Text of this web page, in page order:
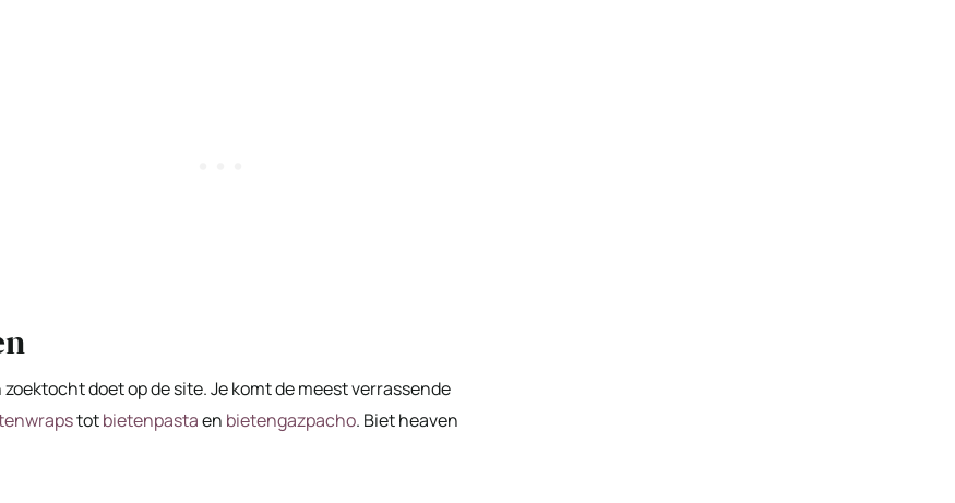
doet op de site. Je komt de meest verrassende
totbietenpastaen bietengazpacho. Biet heaven